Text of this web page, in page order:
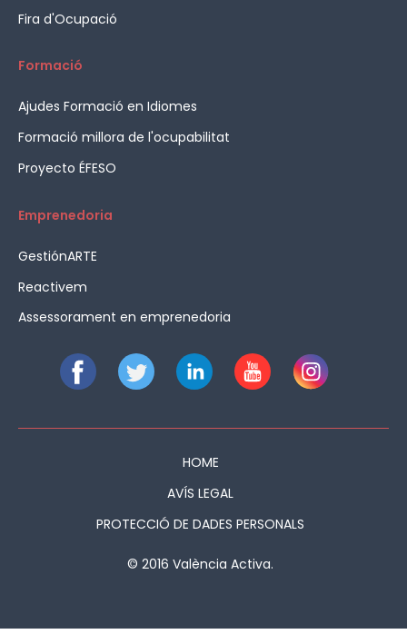
Fira d'Ocupació
Formació
Ajudes Formació en Idiomes
Formació millora de l'ocupabilitat
Proyecto ÉFESO
Emprenedoria
GestiónARTE
Reactivem
Assessorament en emprenedoria
HOME
AVÍS LEGAL
PROTECCIÓ DE DADES PERSONALS
© 2016 València Activa.